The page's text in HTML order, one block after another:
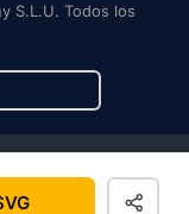
S.L.U. Todos los